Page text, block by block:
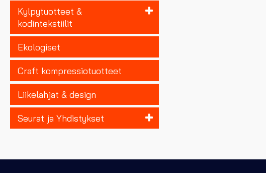
Kylpytuotteet &
kodintekstiilit
Ekologiset
Craft kompressiotuotteet
Liikelahjat & design
Seurat ja Yhdistykset